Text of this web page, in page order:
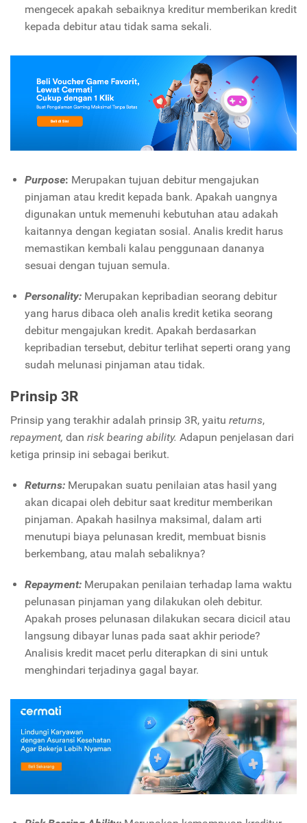
mengecek apakah sebaiknya kreditur memberikan kredit
kepada debitur atau tidak sama sekali.
Purpose: Merupakan tujuan debitur mengajukan
pinjaman atau kredit kepada bank. Apakah uangnya
digunakan untuk memenuhi kebutuhan atau adakah
kaitannya dengan kegiatan sosial. Analis kredit harus
memastikan kembali kalau penggunaan dananya
sesuai dengan tujuan semula.
Personality: Merupakan kepribadian seorang debitur
yang harus dibaca oleh analis kredit ketika seorang
debitur mengajukan kredit. Apakah berdasarkan
kepribadian tersebut, debitur terlihat seperti orang yang
sudah melunasi pinjaman atau tidak.
Prinsip 3R
Prinsip yang terakhir adalah prinsip 3R, yaitu returns,
repayment, dan risk bearing ability. Adapun penjelasan dari
ketiga prinsip ini sebagai berikut.
Returns: Merupakan suatu penilaian atas hasil yang
akan dicapai oleh debitur saat kreditur memberikan
pinjaman. Apakah hasilnya maksimal, dalam arti
menutupi biaya pelunasan kredit, membuat bisnis
berkembang, atau malah sebaliknya?
Repayment: Merupakan penilaian terhadap lama waktu
pelunasan pinjaman yang dilakukan oleh debitur.
Apakah proses pelunasan dilakukan secara dicicil atau
langsung dibayar lunas pada saat akhir periode?
Analisis kredit macet perlu diterapkan di sini untuk
menghindari terjadinya gagal bayar.